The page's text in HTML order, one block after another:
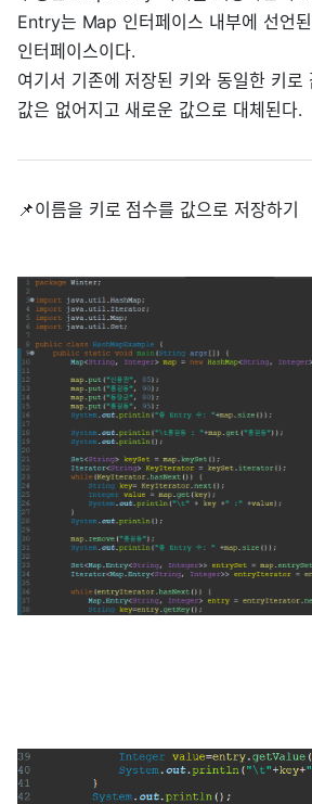
Entry는 Map 인터페이스 내부에 선언
인터페이스이다.
여기서 기존에 저장된 키와 동일한 키로
값은 없어지고 새로운 값으로 대체된다.
📌이름을 키로 점수를 값으로 저장하기